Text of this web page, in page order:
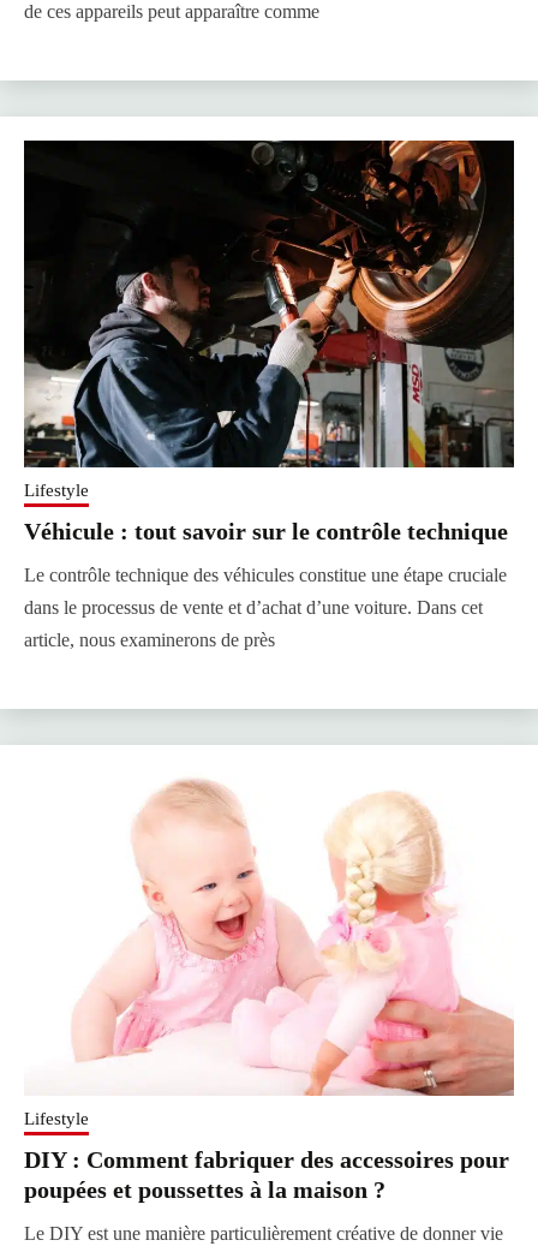
de ces appareils peut apparaître comme
Lifestyle
Véhicule : tout savoir sur le contrôle technique
Le contrôle technique des véhicules constitue une étape cruciale
dans le processus de vente et d’achat d’une voiture. Dans cet
article, nous examinerons de près
Lifestyle
DIY : Comment fabriquer des accessoires pour
poupées et poussettes à la maison ?
Le DIY est une manière particulièrement créative de donner vie